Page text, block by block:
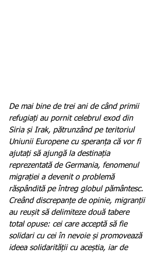
De mai bine de trei ani de când primii
refugiați au pornit celebrul exod din
Siria și Irak, pătrunzând pe teritoriul
Uniunii Europene cu speranța că vor fi
ajutați să ajungă la destinația
reprezentată de Germania, fenomenul
migrației a devenit o problemă
răspândită pe întreg globul pământesc.
Creând discrepanțe de opinie, migranții
au reușit să delimiteze două tabere
total opuse: cei care acceptă să fie
solidari cu cei în nevoie și promovează
ideea solidarității cu aceștia, iar de